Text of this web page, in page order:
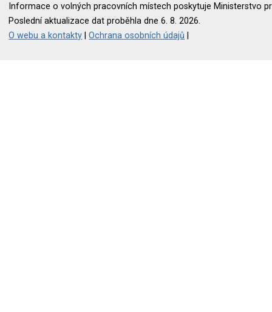
Informace o volných pracovních místech poskytuje Ministerstvo
Poslední aktualizace dat proběhla dne 6. 8. 2026.
O webu a kontakty |Ochrana osobních údajů